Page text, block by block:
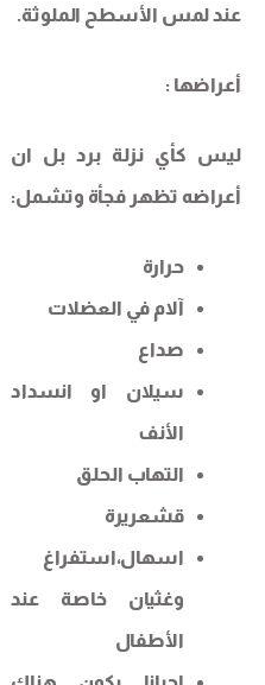
عند لمس الأسطح الملوثة.
أعراضها :
ليس كأي نزلة برد بل ان
أعراضه تظهر فجأة وتشمل:
حرارة
آلام في العضلات
صداع
سيلان او انسداد
الأنف
التهاب الحلق
قشعريرة
اسهال،استفراغ
وغثيان خاصة عند
الأطفال